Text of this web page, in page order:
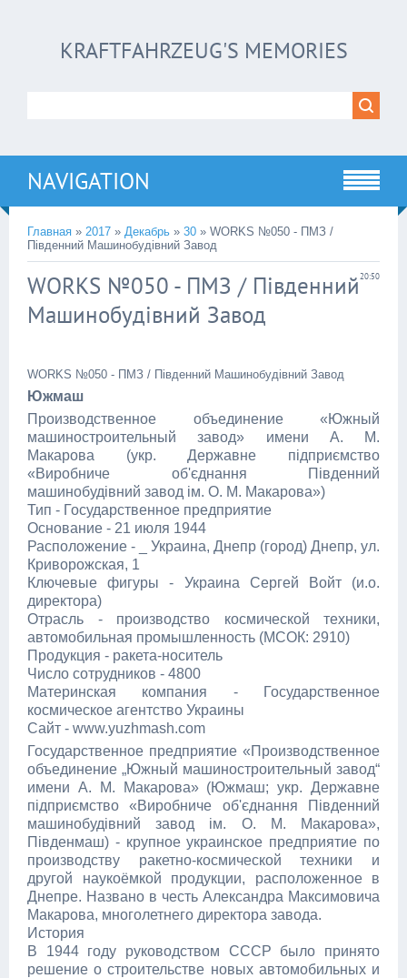
KRAFTFAHRZEUG'S MEMORIES
NAVIGATION
Главная » 2017 » Декабрь » 30 » WORKS №050 - ПМЗ /
Південний Машинобудівний Завод
20:50
WORKS №050 - ПМЗ / Південний
Машинобудівний Завод
WORKS №050 - ПМЗ / Південний Машинобудівний Завод
Южмаш
Производственное объединение «Южный
машиностроительный завод» имени А. М.
Макарова (укр. Державне підприємство
«Виробниче об'єднання Південний
машинобудівний завод ім. О. М. Макарова»)
Тип - Государственное предприятие
Основание - 21 июля 1944
Расположение - _ Украина, Днепр (город) Днепр, ул.
Криворожская, 1
Ключевые фигуры - Украина Сергей Войт (и.о.
директора)
Отрасль - производство космической техники,
автомобильная промышленность (МСОК: 2910)
Продукция - ракета-носитель
Число сотрудников - 4800
Материнская компания - Государственное
космическое агентство Украины
Сайт - www.yuzhmash.com
Государственное предприятие «Производственное
объединение „Южный машиностроительный завод“
имени А. М. Макарова» (Южмаш; укр. Державне
підприємство «Виробниче об'єднання Південний
машинобудівний завод ім. О. М. Макарова»,
Південмаш) - крупное украинское предприятие по
производству ракетно-космической техники и
другой наукоёмкой продукции, расположенное в
Днепре. Названо в честь Александра Максимовича
Макарова, многолетнего директора завода.
История
В 1944 году руководством СССР было принято
решение о строительстве новых автомобильных и